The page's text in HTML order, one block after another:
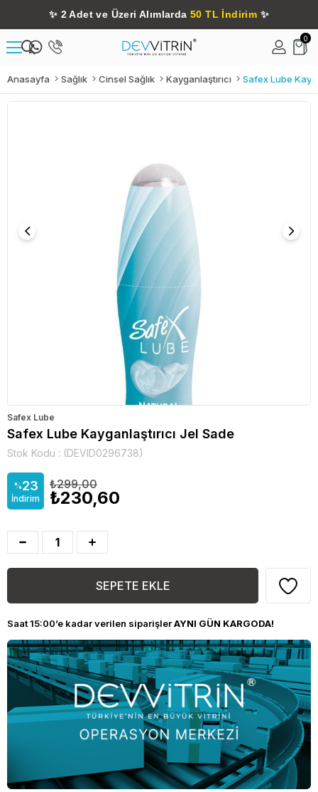
✨ 2 Adet ve Üzeri Alımlarda 50 TL İndirim ✨
0
Anasayfa Sağlık Cinsel Sağlık Kayganlaştırıcı Safex Lube
Safex Lube
Safex Lube Kayganlaştırıcı Jel Sade
Stok Kodu (DEVID0296738)
%23
İndirim
₺299,00
₺230,60
Saat 15:00’e kadar verilen siparişlerAYNI GÜN KARGODA!